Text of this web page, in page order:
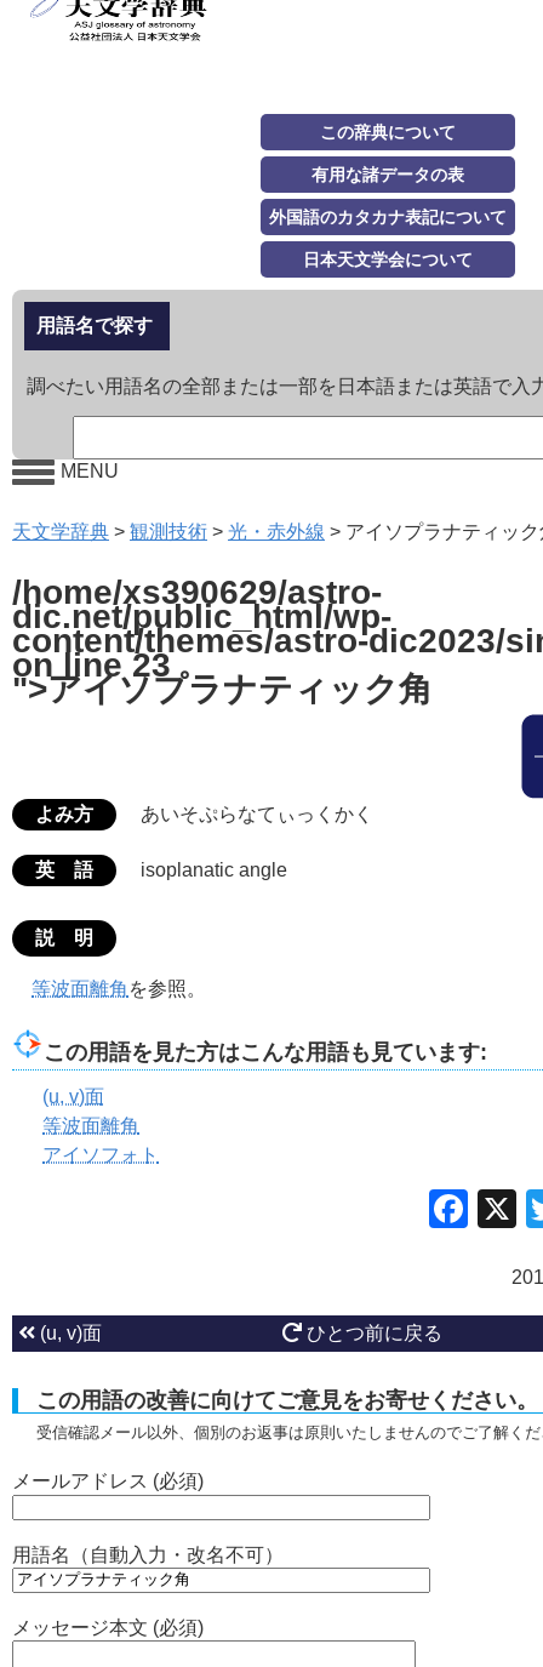
この辞典について
有用な諸データの表
外国語のカタカナ表記について
日本天文学会について
用語名で探す
調べたい用語名の全部または一部を日本語または英語で入
MENU
天文学辞典 > 観測技術 > 光・赤外線 > アイソプラナティック
/home/xs390629/astro-
dic.net/public_html/wp-
content/themes/astro-dic2023/
on line 23
">アイソプラナティック角
よみ方 あいそぷらなてぃっくかく
英 語 isoplanatic angle
説 明
等波面離角 を参照。
この用語を見た方はこんな用語も見ています:
(u, v)面
等波面離角
アイソフォト
(u, v)面 ひとつ前に戻る
この用語の改善に向けてご意見をお寄せください。
受信確認メール以外、個別のお返事は原則いたしませんのでご了解く
メールアドレス (必須)
用語名（自動入力・改名不可）
メッセージ本文 (必須)